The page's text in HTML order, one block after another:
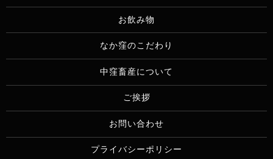
お飲み物
なか窪のこだわり
中窪畜産について
ご挨拶
お問い合わせ
プライバシーポリシー